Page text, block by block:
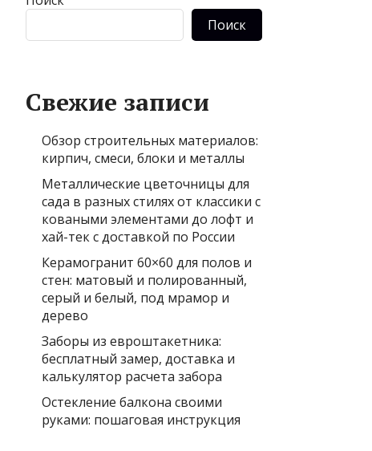
Поиск
Свежие записи
Обзор строительных материалов:
кирпич, смеси, блоки и металлы
Металлические цветочницы для
сада в разных стилях от классики с
коваными элементами до лофт и
хай-тек с доставкой по России
Керамогранит 60×60 для полов и
стен: матовый и полированный,
серый и белый, под мрамор и
дерево
Заборы из евроштакетника:
бесплатный замер, доставка и
калькулятор расчета забора
Остекление балкона своими
руками: пошаговая инструкция